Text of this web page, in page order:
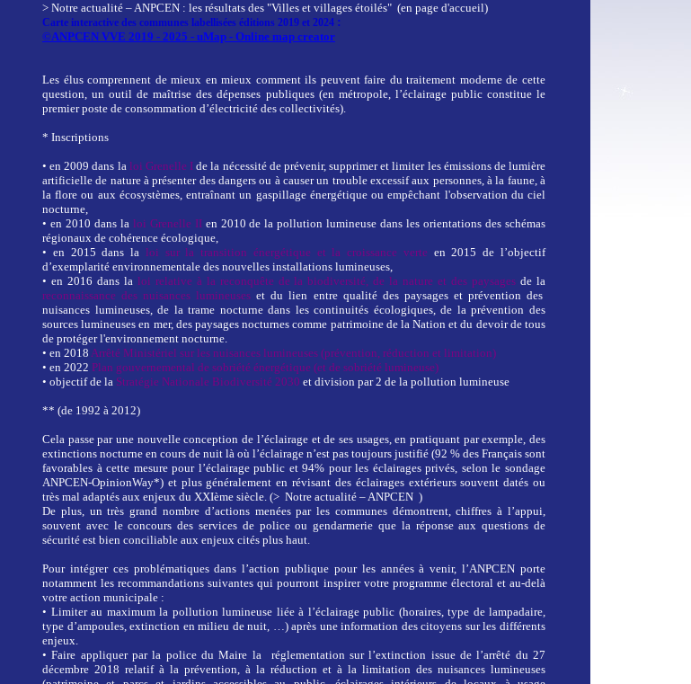
> Notre actualité – ANPCEN : les résultats des "Villes et villages étoilés" (en page d'accueil)
Carte interactive des communes labellisées éditions 2019 et 2024 :
©ANPCEN VVE 2019 - 2025 - uMap - Online map creator
Les élus comprennent de mieux en mieux comment ils peuvent faire du traitement moderne de cette
question, un outil de maîtrise des dépenses publiques (en métropole, l’éclairage public constitue le
premier poste de consommation d’électricité des collectivités).
* Inscriptions
• en 2009 dans la loi Grenelle I de la nécessité de prévenir, supprimer et limiter les émissions de lumière
artificielle de nature à présenter des dangers ou à causer un trouble excessif aux personnes, à la faune, à
la flore ou aux écosystèmes, entraînant un gaspillage énergétique ou empêchant l'observation du ciel
nocturne,
• en 2010 dans la loi Grenelle IIen 2010 de la pollution lumineuse dans les orientations des schémas
régionaux de cohérence écologique,
• en 2015 dans la loi sur la transition énergétique et la croissance verte en 2015 de l’objectif
d’exemplarité environnementale des nouvelles installations lumineuses,
• en 2016 dans la loi relative à la reconquête de la biodiversité, de la nature et des paysages de la
reconnaissance des nuisances lumineuses et du lien entre qualité des paysages et prévention des
nuisances lumineuses, de la trame nocturne dans les continuités écologiques, de la prévention des
sources lumineuses en mer, des paysages nocturnes comme patrimoine de la Nation et du devoir de tous
de protéger l'environnement nocturne.
• en 2018 Arrêté Ministériel sur les nuisances lumineuses (prévention, réduction et limitation)
• en 2022 Plan gouvernemental de sobriété énergétique (et de sobriété lumineuse)
• objectif de la Stratégie Nationale Biodiversité 2030 et division par 2 de la pollution lumineuse
** (de 1992 à 2012)
Cela passe par une nouvelle conception de l’éclairage et de ses usages, en pratiquant par exemple, des
extinctions nocturne en cours de nuit là où l’éclairage n’est pas toujours justifié (92 % des Français sont
favorables à cette mesure pour l’éclairage public et 94% pour les éclairages privés, selon le sondage
ANPCEN-OpinionWay*) et plus généralement en révisant des éclairages extérieurs souvent datés ou
très mal adaptés aux enjeux du XXIème siècle. (> Notre actualité – ANPCEN )
De plus, un très grand nombre d’actions menées par les communes démontrent, chiffres à l’appui,
souvent avec le concours des services de police ou gendarmerie que la réponse aux questions de
sécurité est bien conciliable aux enjeux cités plus haut.
Pour intégrer ces problématiques dans l’action publique pour les années à venir, l’ANPCEN porte
notamment les recommandations suivantes qui pourront inspirer votre programme électoral et au-delà
votre action municipale :
• Limiter au maximum la pollution lumineuse liée à l’éclairage public (horaires, type de lampadaire,
type d’ampoules, extinction en milieu de nuit, …) après une information des citoyens sur les différents
enjeux.
• Faire appliquer par la police du Maire la réglementation sur l’extinction issue de l’arrêté du 27
décembre 2018 relatif à la prévention, à la réduction et à la limitation des nuisances lumineuses